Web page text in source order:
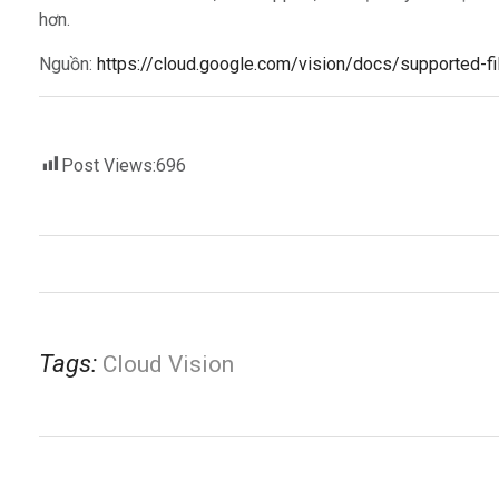
hơn.
Nguồn: https://cloud.google.com/vision/docs/supported-
Post Views:696
Tags: Cloud Vision